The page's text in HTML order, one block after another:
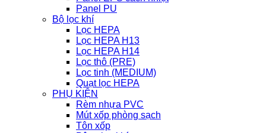
Panel PU
Bộ lọc khí
Lọc HEPA
Lọc HEPA H13
Lọc HEPA H14
Lọc thô (PRE)
Lọc tinh (MEDIUM)
Quạt lọc HEPA
PHỤ KIỆN
Rèm nhựa PVC
Mút xốp phòng sạch
Tôn xốp